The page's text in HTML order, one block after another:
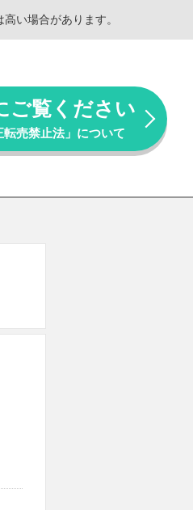
い場合があります。
ご覧ください
転売禁止法」について